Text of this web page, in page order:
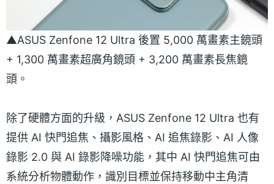
▲ASUS Zenfone 12 Ultra 後置 5,000 萬畫素主鏡頭
+ 1,300 萬畫素超廣角鏡頭 + 3,200 萬畫素長焦鏡
頭。
除了硬體方面的升級，ASUS Zenfone 12 Ultra 也有
提供 AI 快門追焦、攝影風格、AI 追焦錄影、AI 人像
錄影 2.0 與 AI 錄影降噪功能，其中 AI 快門追焦可由
系統分析物體動作，識別目標並保持移動中主角清